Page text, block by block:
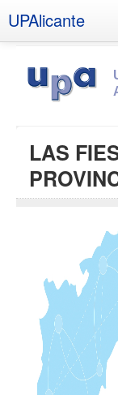
UPAlicante
Documentos
Boletines
UPSANA
PROA
Contacto
LAS